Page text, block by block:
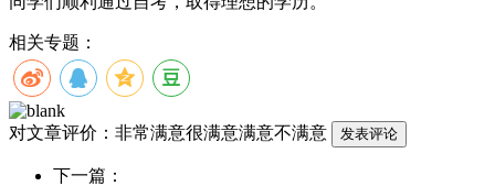
相关专题：
对文章评价： 非常满意很满意满意不满意
下一篇：